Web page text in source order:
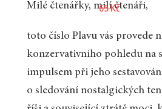
65 Kč
Milé čtenářky, milí čtenáři,
toto číslo Plavu vás provede
konzervativního pohledu na
impulsem při jeho
o sledování nostalgických